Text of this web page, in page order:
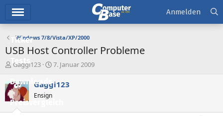
Ticker
Tests
Downloads
Preisvergleich
Anmelden
Windows 7/8/Vista/XP/2000
USB Host Controller Probleme
E
s
t
e
Gaggi123
E
s
t
7. Januar 2009
Gaggi123
Ensign